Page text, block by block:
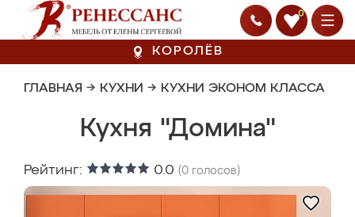
0
КОРОЛЁВ
ГЛАВНАЯ → КУХНИ → КУХНИ ЭКОНОМ КЛАССА
Кухня "Домина"
Рейтинг: 0.0 (0 голосов)